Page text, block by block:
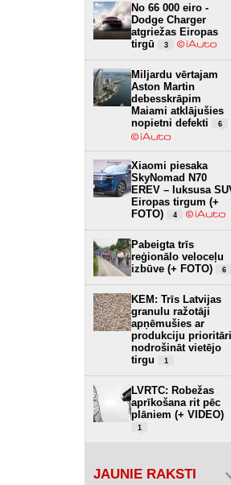
No 66 000 eiro -
Dodge Charger
atgriežas Eiropas
tirgū
3
Miljardu vērtajam
Aston Martin
debesskrāpim
Maiami atklājušies
nopietni defekti
6
Xiaomi piesaka
SkyNomad N70
EREV – luksusa
Eiropas tirgum (+
FOTO)
4
Pabeigta trīs
reģionālo veloceļu
izbūve (+ FOTO)
6
KEM: Trīs Latvijas
granulu ražotāji
apņēmušies ar
produkciju prioritāri
nodrošināt vietējo
tirgu
1
LVRTC: Robežas
aprīkošana rit pēc
plāniem (+ VIDEO)
1
JAUNIE RAKSTI